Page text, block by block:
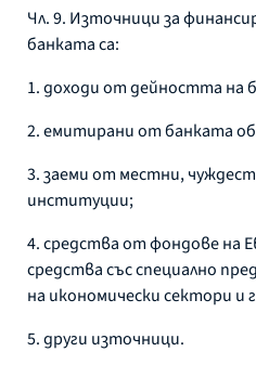
Чл. 9. Източници за
банката са:
1. доходи от дейността на
2. емитирани от банката
3. заеми от местни,
институции;
4. средства от фондове на
средства със специално
на икономически сектори и
5. други източници.